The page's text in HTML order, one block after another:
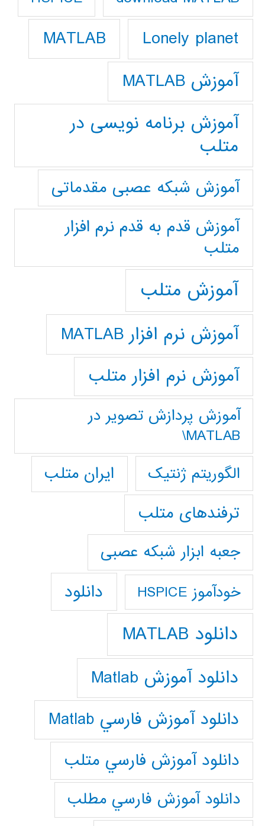
Lonely planet
MATLAB
آموزش MATLAB
آموزش برنامه نویسی در
متلب
آموزش شبکه عصبی مقدماتی
آموزش قدم به قدم نرم افزار
متلب
آموزش متلب
آموزش نرم افزار MATLAB
آموزش نرم افزار متلب
آموزش پردازش تصوير در
MATLAB\
الگوریتم ژنتیک
ایران متلب
ترفندهای متلب
جعبه ابزار شبکه عصبی
خودآموز HSPICE دانلود
دانلود MATLAB
دانلود آموزش Matlab
دانلود آموزش فارسي Matlab
دانلود آموزش فارسي متلب
دانلود آموزش فارسي مطلب